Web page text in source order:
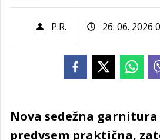
P.R. 26. 06. 2026
Nova sedežna
predvsem praktična,